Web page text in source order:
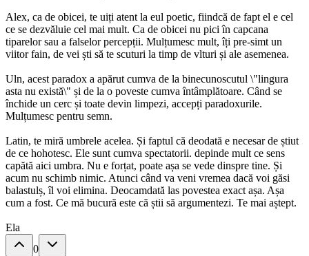
Alex, ca de obicei, te uiți atent la eul poetic, fiindcă de fapt el e cel
ce se dezvăluie cel mai mult. Ca de obicei nu pici în capcana
tiparelor sau a falselor percepții. Mulțumesc mult, îți pre-simt un
viitor fain, de vei ști să te scuturi la timp de vlturi și ale asemenea.
Uln, acest paradox a apărut cumva de la binecunoscutul \"lingura
asta nu există\" și de la o poveste cumva întâmplătoare. Când se
închide un cerc și toate devin limpezi, accepți paradoxurile.
Mulțumesc pentru semn.
Latin, te miră umbrele acelea. Și faptul că deodată e necesar de știut
de ce hohotesc. Ele sunt cumva spectatorii. depinde mult ce sens
capătă aici umbra. Nu e forțat, poate așa se vede dinspre tine. Și
acum nu schimb nimic. Atunci când va veni vremea dacă voi găsi
balastulș, îl voi elimina. Deocamdată las povestea exact așa. Așa
cum a fost. Ce mă bucură este că știi să argumentezi. Te mai aștept.
Ela
0